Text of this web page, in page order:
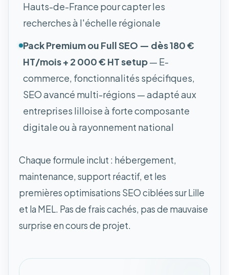
Hauts-de-France pour capter les
recherches à l'échelle régionale
Pack Premium ou Full SEO — dès 180 €
HT/mois + 2 000 € HT setup— E-
commerce, fonctionnalités spécifiques,
SEO avancé multi-régions — adapté aux
entreprises lilloise à forte composante
digitale ou à rayonnement national
Chaque formule inclut : hébergement,
maintenance, support réactif, et les
premières optimisations SEO ciblées sur Lille
et la MEL. Pas de frais cachés, pas de mauvaise
surprise en cours de projet.